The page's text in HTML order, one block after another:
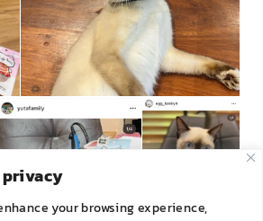
privacy
your browsing experience,